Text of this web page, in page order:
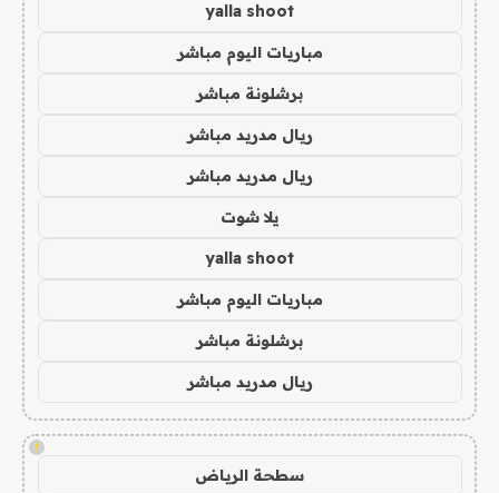
yalla shoot
مباريات اليوم مباشر
برشلونة مباشر
ريال مدريد مباشر
ريال مدريد مباشر
يلا شوت
yalla shoot
مباريات اليوم مباشر
برشلونة مباشر
ريال مدريد مباشر
!
سطحة الرياض